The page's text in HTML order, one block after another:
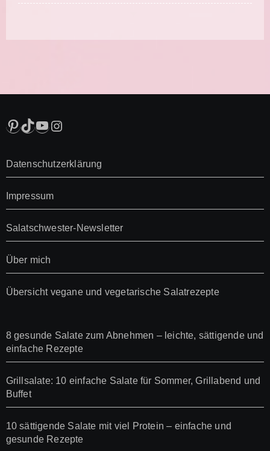
Pinterest
TikTok
YouTube
Instagram
Datenschutzerklärung
Impressum
Salatschwester-Newsletter
Über mich
Übersicht vegane und vegetarische Salatrezepte
8 gesunde Salate zum Abnehmen – leichte, sättigende und
einfache Rezepte
Grillsalate: 10 einfache Salate für Sommer, Grillabend und
Buffet
10 sättigende Salate mit viel Protein – einfache und
gesunde Rezepte